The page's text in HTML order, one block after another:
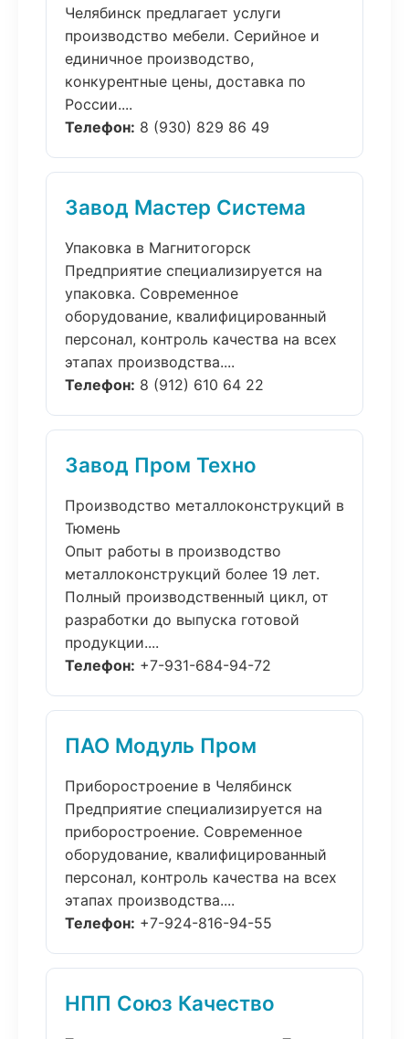
Челябинск предлагает услуги
производство мебели. Серийное и
единичное производство,
конкурентные цены, доставка по
России....
Телефон: 8 (930) 829 86 49
Завод Мастер Система
Упаковка в Магнитогорск
Предприятие специализируется на
упаковка. Современное
оборудование, квалифицированный
персонал, контроль качества на всех
этапах производства....
Телефон: 8 (912) 610 64 22
Завод Пром Техно
Производство металлоконструкций в
Тюмень
Опыт работы в производство
металлоконструкций более 19 лет.
Полный производственный цикл, от
разработки до выпуска готовой
продукции....
Телефон: +7-931-684-94-72
ПАО Модуль Пром
Приборостроение в Челябинск
Предприятие специализируется на
приборостроение. Современное
оборудование, квалифицированный
персонал, контроль качества на всех
этапах производства....
Телефон: +7-924-816-94-55
НПП Союз Качество